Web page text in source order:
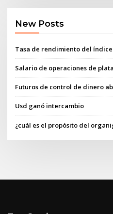
New Posts
Tasa de rendimiento del
Salario de operaciones de
Futuros de control de dinero
Usd ganó intercambio
¿cuál es el propósito del